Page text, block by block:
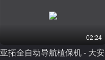
02:24
亚拓全自动导航植保机 - 大安